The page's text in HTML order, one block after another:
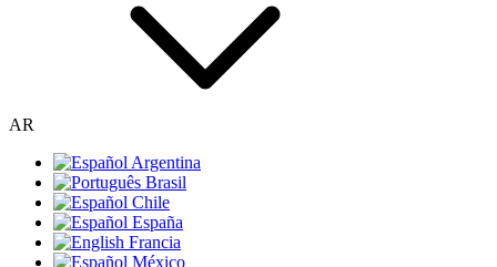
AR
Argentina
Brasil
Chile
España
Francia
México